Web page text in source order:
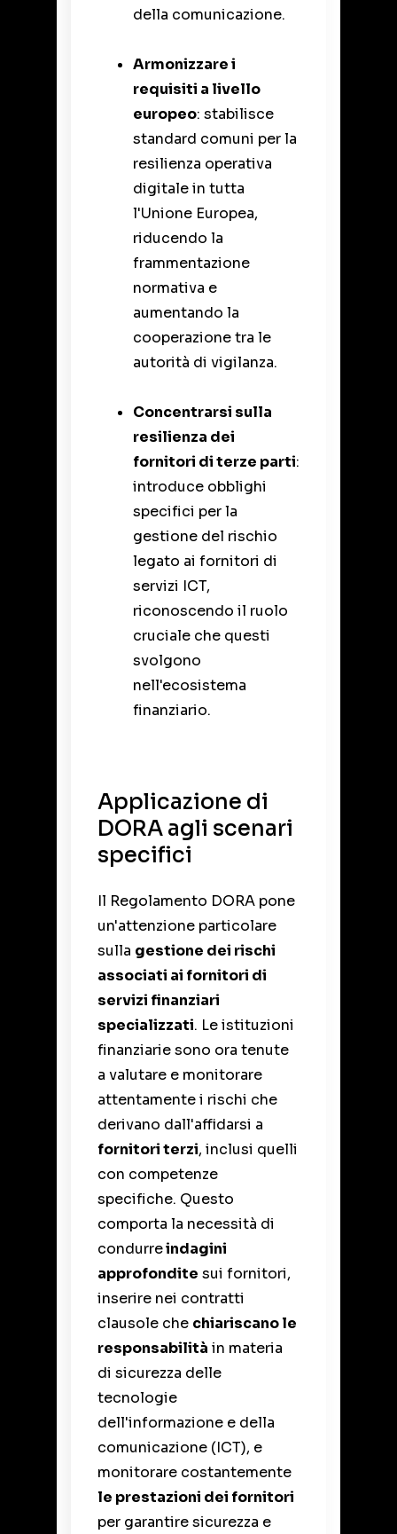
della comunicazione.
Armonizzare i
requisiti a livello
europeo: stabilisce
standard comuni per la
resilienza operativa
digitale in tutta
l'Unione Europea,
riducendo la
frammentazione
normativa e
aumentando la
cooperazione tra le
autorità di vigilanza.
Concentrarsi sulla
resilienza dei
fornitori di terze parti:
introduce obblighi
specifici per la
gestione del rischio
legato ai fornitori di
servizi ICT,
riconoscendo il ruolo
cruciale che questi
svolgono
nell'ecosistema
finanziario.
Applicazione di
DORA agli scenari
specifici
Il Regolamento DORA pone
un'attenzione particolare
sulla gestione dei rischi
associati ai fornitori di
servizi finanziari
specializzati. Le istituzioni
finanziarie sono ora tenute
a valutare e monitorare
attentamente i rischi che
derivano dall'affidarsi a
fornitori terzi, inclusi quelli
con competenze
specifiche. Questo
comporta la necessità di
condurreindagini
approfondite sui fornitori,
inserire nei contratti
clausole che chiariscano le
responsabilità in materia
di sicurezza delle
tecnologie
dell'informazione e della
comunicazione (ICT), e
monitorare costantemente
le prestazioni dei fornitori
per garantire sicurezza e